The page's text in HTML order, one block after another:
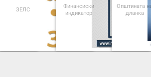
ЗЕЛС
Финансиски
индикатор
Општината на
дланка